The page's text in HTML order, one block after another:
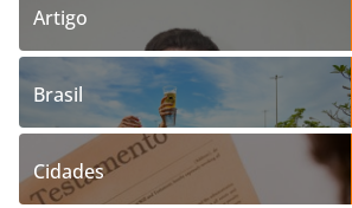
Artigo
Brasil
Cidades